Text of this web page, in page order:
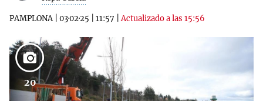
PAMPLONA| 03·02·25 11:57 |Actualizado a las 15:56
20